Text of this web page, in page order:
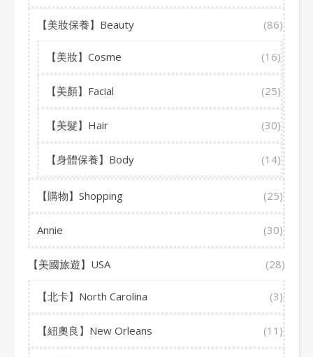
【美妝保養】Beauty (86)
【美妝】Cosme (16)
【美顏】Facial (25)
【美髮】Hair (30)
【身體保養】Body (14)
【購物】Shopping (25)
Annie (30)
【美國旅遊】USA (28)
【北卡】North Carolina (3)
【紐奧良】New Orleans (11)